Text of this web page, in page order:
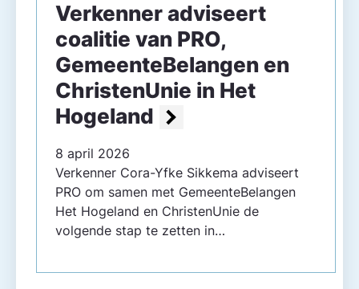
Verkenner adviseert
coalitie van PRO,
GemeenteBelangen en
ChristenUnie in Het
Hogeland
8 april 2026
Verkenner Cora-Yfke Sikkema adviseert
PRO om samen met GemeenteBelangen
Het Hogeland en ChristenUnie de
volgende stap te zetten in…